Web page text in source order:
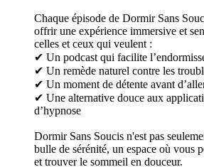
Chaque épisode de Dormir Sans
offrir une expérience immersive et
celles et ceux qui veulent :
✔ Un podcast qui facilite
✔ Un remède naturel contre les
✔ Un moment de détente avant
✔ Une alternative douce aux
d’hypnose
Dormir Sans Soucis n'est pas
bulle de sérénité, un espace où vous
et trouver le sommeil en douceur.